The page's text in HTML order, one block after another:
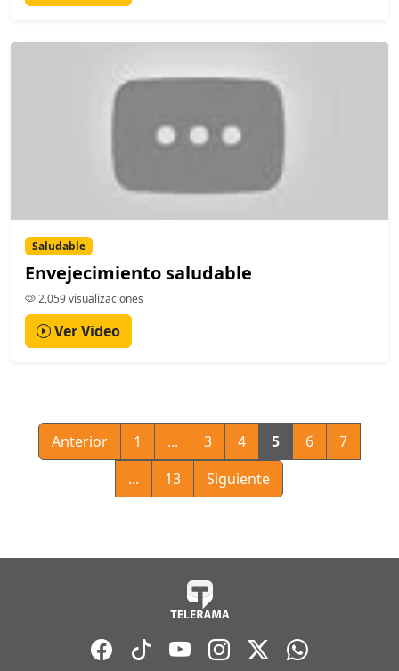
Saludable
Envejecimiento saludable
2,059 visualizaciones
Ver Video
Anterior 1 ... 3 4 5 6
7
...
13 Siguiente